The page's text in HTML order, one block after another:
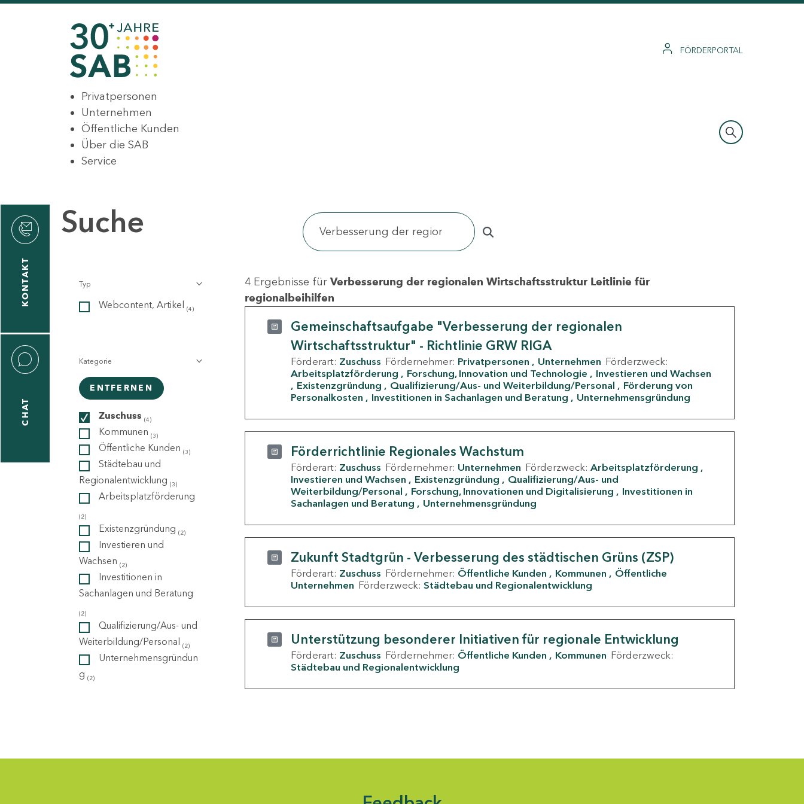
FÖRDERPORTAL
Privatpersonen
Unternehmen
Öffentliche Kunden
Über die SAB
Service
KONTAKT
CHAT
Suche
Typ
Webcontent, Artikel (4)
Kategorie
ENTFERNEN
Zuschuss (4)
Kommunen (3)
Öffentliche Kunden (3)
Städtebau und
Regionalentwicklung (3)
Arbeitsplatzförderung
(2)
Existenzgründung (2)
Investieren und
Wachsen (2)
Investitionen in
Sachanlagen und Beratung
(2)
Qualifizierung/Aus- und
Weiterbildung/Personal (2)
Unternehmensgründun
g (2)
4 Ergebnisse für Verbesserung der regionalen Wirtschaftsstruktur Leitlinie für
regionalbeihilfen
Gemeinschaftsaufgabe "Verbesserung der regionalen
Wirtschaftsstruktur" - Richtlinie GRW RIGA
Förderart: Zuschuss Fördernehmer: Privatpersonen Unternehmen Förderzweck:
Arbeitsplatzförderung
Forschung, Innovation und Technologie
Investieren und Wachsen
Existenzgründung
Qualifizierung/Aus- und Weiterbildung/Personal
Förderung von
Personalkosten
Investitionen in Sachanlagen und Beratung Unternehmensgründung
Förderrichtlinie Regionales Wachstum
Förderart: Zuschuss Fördernehmer: Unternehmen Förderzweck: Arbeitsplatzförderung
Investieren und Wachsen
Existenzgründung
Qualifizierung/Aus- und
Weiterbildung/Personal
Forschung, Innovationen und Digitalisierung
Investitionen in
Sachanlagen und Beratung
Unternehmensgründung
Zukunft Stadtgrün - Verbesserung des städtischen Grüns (ZSP)
Förderart: Zuschuss Fördernehmer: Öffentliche Kunden Kommunen
Öffentliche
Unternehmen Förderzweck: Städtebau und Regionalentwicklung
Unterstützung besonderer Initiativen für regionale Entwicklung
Förderart: Zuschuss Fördernehmer: Öffentliche Kunden Kommunen Förderzweck:
Städtebau und Regionalentwicklung